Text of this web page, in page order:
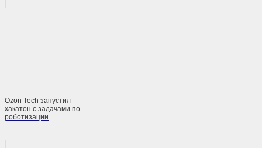
Ozon Tech запустил
хакатон с задачами по
роботизации